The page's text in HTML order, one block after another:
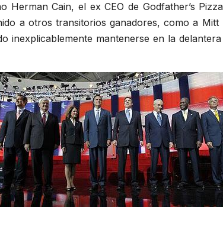
Cain, el ex CEO de Godfather’s
a otros transitorios ganadores, como a
inexplicablemente mantenerse en la